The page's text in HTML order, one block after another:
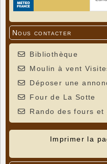
Nous contacter
Bibliothèque
Moulin à vent
Déposer une
Four de La Sotte
Rando des fours et
Imprimer la